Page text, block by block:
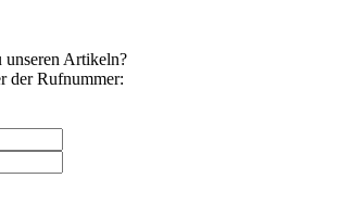
unseren Artikeln?
der Rufnummer: